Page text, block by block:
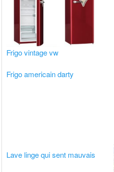
Frigo vintage vw
Frigo americain darty
Lave linge qui sent mauvais